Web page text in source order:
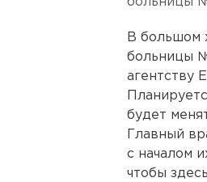
В большом
больницы
агентству
будет
Главный
с началом
чтобы